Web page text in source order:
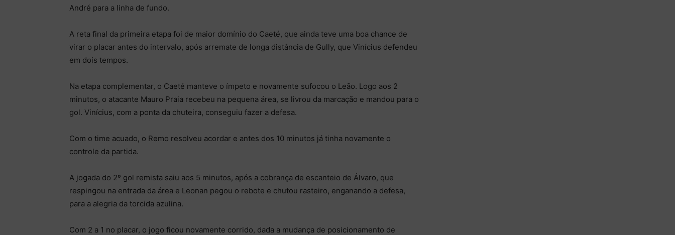
André para a linha de fundo.
A reta final da primeira etapa foi de maior domínio do Caeté, que ainda teve uma boa chance de
virar o placar antes do intervalo, após arremate de longa distância de Gully, que Vinícius defendeu
em dois tempos.
Na etapa complementar, o Caeté manteve o ímpeto e novamente sufocou o Leão. Logo aos 2
minutos, o atacante Mauro Praia recebeu na pequena área, se livrou da marcação e mandou para o
gol. Vinícius, com a ponta da chuteira, conseguiu fazer a defesa.
Com o time acuado, o Remo resolveu acordar e antes dos 10 minutos já tinha novamente o
controle da partida.
A jogada do 2º gol remista saiu aos 5 minutos, após a cobrança de escanteio de Álvaro, que
respingou na entrada da área e Leonan pegou o rebote e chutou rasteiro, enganando a defesa,
para a alegria da torcida azulina.
Com 2 a 1 no placar, o jogo ficou novamente corrido, dada a mudança de posicionamento de